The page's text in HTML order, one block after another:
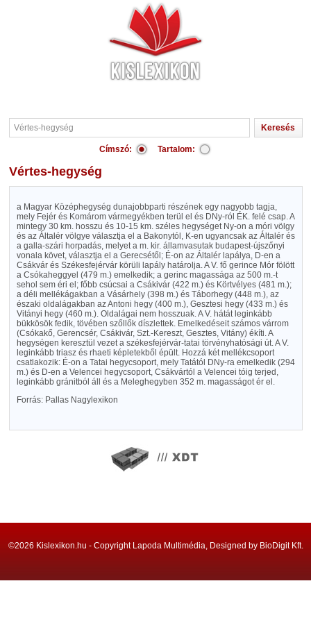
Címszó: Tartalom:
Vértes-hegység
a Magyar Középhegység dunajobbparti részének egy nagyobb tagja,
mely Fejér és Komárom vármegyékben terül el és DNy-ról ÉK. felé csap. A
mintegy 30 km. hosszu és 10-15 km. széles hegységet Ny-on a móri völgy
és az Általér völgye választja el a Bakonytól, K-en ugyancsak az Általér és
a galla-szári horpadás, melyet a m. kir. államvasutak budapest-újszőnyi
vonala követ, választja el a Gerecsétől; É-on az Általér lapálya, D-en a
Csákvár és Székesfejérvár körüli lapály határolja. A V. fő gerince Mór fölött
a Csókaheggyel (479 m.) emelkedik; a gerinc magassága az 500 m.-t
sehol sem éri el; főbb csúcsai a Csákivár (422 m.) és Körtvélyes (481 m.);
a déli mellékágakban a Vásárhely (398 m.) és Táborhegy (448 m.), az
északi oldalágakban az Antoni hegy (400 m.), Gesztesi hegy (433 m.) és
Vitányi hegy (460 m.). Oldalágai nem hosszuak. A V. hátát leginkább
bükkösök fedik, tövében szőllők díszlettek. Emelkedéseit számos várrom
(Csókakő, Gerencsér, Csákivár, Szt.-Kereszt, Gesztes, Vitány) ékíti. A
hegységen keresztül vezet a székesfejérvár-tatai törvényhatósági út. A V.
leginkább triasz és rhaeti képletekből épült. Hozzá két mellékcsoport
csatlakozik: É-on a Tatai hegycsoport, mely Tatától DNy-ra emelkedik (294
m.) és D-en a Velencei hegycsoport, Csákvártól a Velencei tóig terjed,
leginkább gránitból áll és a Meleghegyben 352 m. magasságot ér el.
Forrás: Pallas Nagylexikon
©2026 Kislexikon.hu - Copyright Lapoda Multimédia, Designed by BioDigit Kft.